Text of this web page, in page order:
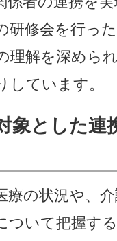
研修会を行っ
理解を深めら
しています。
象とした連
療の状況や、
ついて把握す